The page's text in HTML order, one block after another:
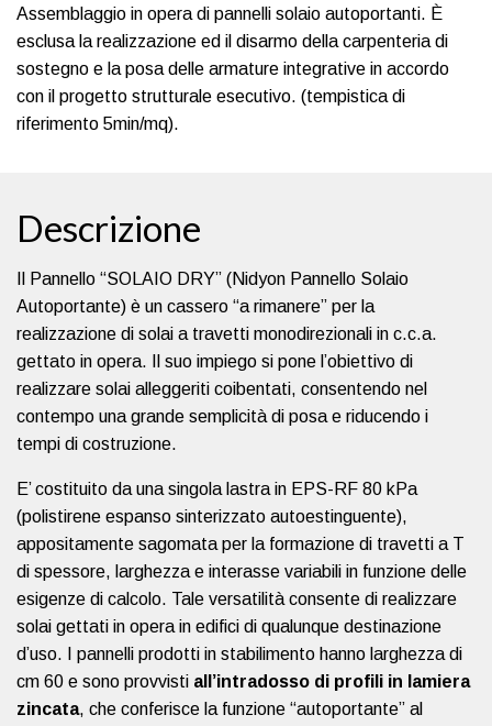
Assemblaggio in opera di pannelli solaio autoportanti. È
esclusa la realizzazione ed il disarmo della carpenteria di
sostegno e la posa delle armature integrative in accordo
con il progetto strutturale esecutivo. (tempistica di
riferimento 5min/mq).
Descrizione
Il Pannello “SOLAIO DRY” (Nidyon Pannello Solaio
Autoportante) è un cassero “a rimanere” per la
realizzazione di solai a travetti monodirezionali in c.c.a.
gettato in opera. Il suo impiego si pone l’obiettivo di
realizzare solai alleggeriti coibentati, consentendo nel
contempo una grande semplicità di posa e riducendo i
tempi di costruzione.
E’ costituito da una singola lastra in EPS-RF 80 kPa
(polistirene espanso sinterizzato autoestinguente),
appositamente sagomata per la formazione di travetti a T
di spessore, larghezza e interasse variabili in funzione delle
esigenze di calcolo. Tale versatilità consente di realizzare
solai gettati in opera in edifici di qualunque destinazione
d’uso. I pannelli prodotti in stabilimento hanno larghezza di
cm 60 e sono provvisti all’intradosso di profili in lamiera
zincata, che conferisce la funzione “autoportante” al